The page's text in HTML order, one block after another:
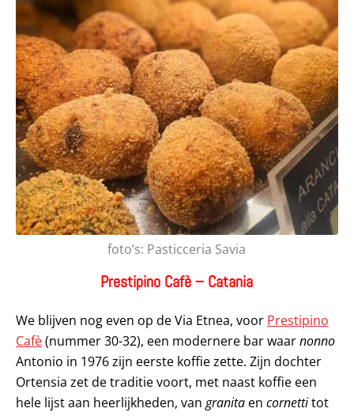
foto’s: Pasticceria Savia
Prestipino Cafè – Catania
We blijven nog even op de Via Etnea, voor Prestipino
Cafè(nummer 30-32), een modernere bar waarnonno
Antonio in 1976 zijn eerste koffie zette. Zijn dochter
Ortensia zet de traditie voort, met naast koffie een
hele lijst aan heerlijkheden, van granita en cornettitot